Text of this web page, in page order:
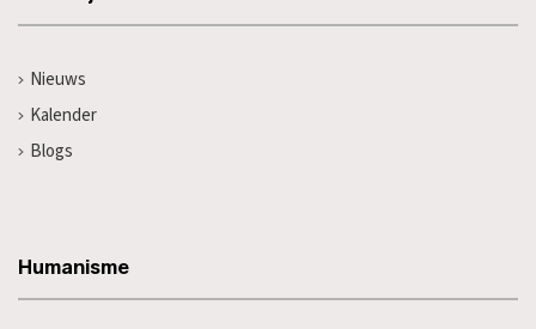
Nieuws
Kalender
Blogs
Humanisme